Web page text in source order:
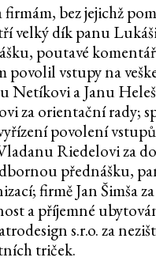
bez jejichž
velký dík panu
poutavé
vstupy na
Netíkovi a Janu
za orientační rady;
povolení
Riedelovi za
přednášku,
firmě Jan Šimša
a příjemné
s.r.o. za
triček.